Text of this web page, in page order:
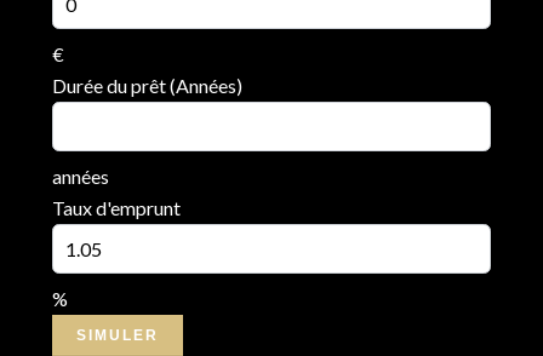
€
Durée du prêt (Années)
années
Taux d'emprunt
%
SIMULER